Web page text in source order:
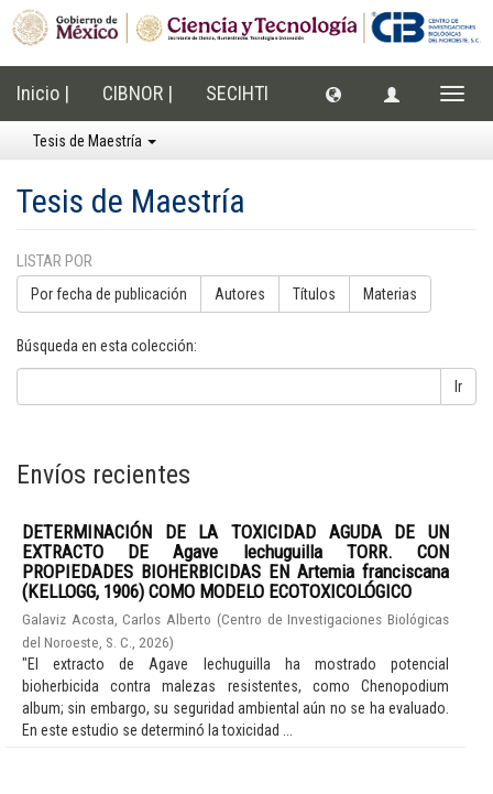
Inicio | CIBNOR | SECIHTI
Tesis de Maestría
Tesis de Maestría
LISTAR POR
Por fecha de publicación Autores Títulos Materias
Búsqueda en esta colección:
Ir
Envíos recientes
DETERMINACIÓN DE LA TOXICIDAD AGUDA DE UN
EXTRACTO DE Agave lechuguilla TORR. CON
PROPIEDADES BIOHERBICIDAS EN Artemia franciscana
(KELLOGG, 1906) COMO MODELO ECOTOXICOLÓGICO
Galaviz Acosta, Carlos Alberto (Centro de Investigaciones Biológicas
del Noroeste, S. C.
2026)
"El extracto de Agave lechuguilla ha mostrado potencial
bioherbicida contra malezas resistentes, como Chenopodium
album; sin embargo, su seguridad ambiental aún no se ha evaluado.
En este estudio se determinó la toxicidad ...